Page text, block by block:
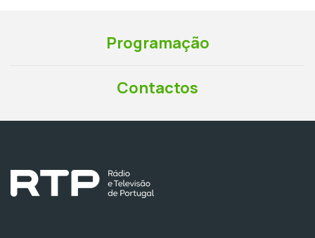
Programação
Contactos